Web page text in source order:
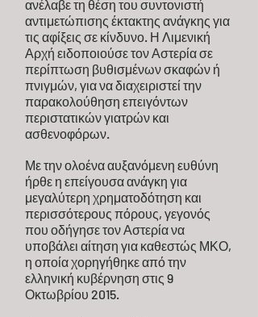
ανέλαβε τη θέση του συντονιστή
αντιμετώπισης έκτακτης ανάγκης για
τις αφίξεις σε κίνδυνο. Η Λιμενική
Αρχή ειδοποιούσε τον Αστερία σε
περίπτωση βυθισμένων σκαφών ή
πνιγμών, για να διαχειριστεί την
παρακολούθηση επειγόντων
περιστατικών γιατρών και
ασθενοφόρων.
Με την ολοένα αυξανόμενη ευθύνη
ήρθε η επείγουσα ανάγκη για
μεγαλύτερη χρηματοδότηση και
περισσότερους πόρους, γεγονός
που οδήγησε τον Αστερία να
υποβάλει αίτηση για καθεστώς ΜΚΟ,
η οποία χορηγήθηκε από την
ελληνική κυβέρνηση στις 9
Οκτωβρίου 2015.